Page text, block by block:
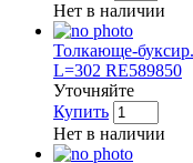
Нет в наличии
Толкающе-
L=302 RE589850
Уточняйте
Купить
Нет в наличии